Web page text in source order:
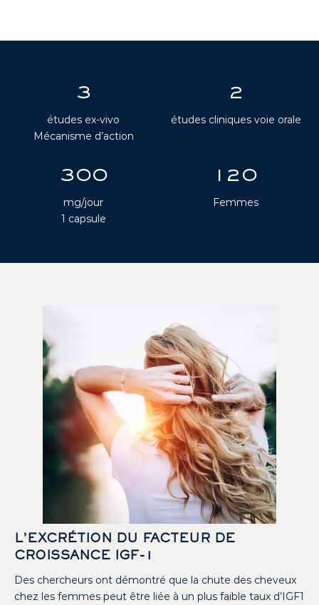
3
études ex-vivo
Mécanisme d’action
2
études cliniques voie orale
300
mg/jour
1 capsule
120
Femmes
L’EXCRÉTION DU FACTEUR DE
CROISSANCE IGF-1
Des chercheurs ont démontré que la chute des cheveux
chez les femmes peut être liée à un plus faible taux d’IGF1